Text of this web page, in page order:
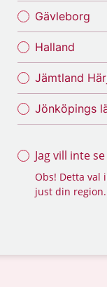
Gävleborg
Halland
Jämtland
Jönköpings
Jag vill inte
Obs! Detta
just din region.